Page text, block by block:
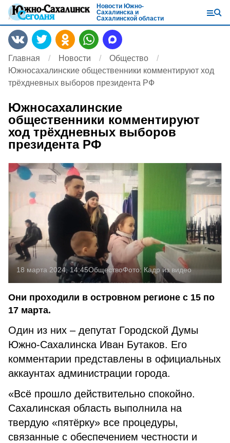
Новости Южно-
Сахалинска и
Сахалинской области
Главная Новости
Общество
Южносахалинские общественники комментируют ход
трёхдневных выборов президента РФ
Южносахалинские
общественники комментируют
ход трёхдневных выборов
президента РФ
18 марта 2024, 14:45ОбществоФото: Кадр из видео
Они проходили в островном регионе с 15 по
17 марта.
Один из них – депутат Городской Думы
Южно-Сахалинска Иван Бутаков. Его
комментарии представлены в официальных
аккаунтах администрации города.
«Всё прошло действительно спокойно.
Сахалинская область выполнила на
твердую «пятёрку» все процедуры,
связанные с обеспечением честности и